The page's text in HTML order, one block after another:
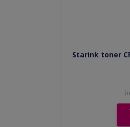
Starink toner